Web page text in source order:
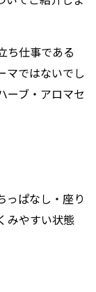
ち仕事である
マではないでし
ーブ・アロマセ
っぱなし・座り
みやすい状態